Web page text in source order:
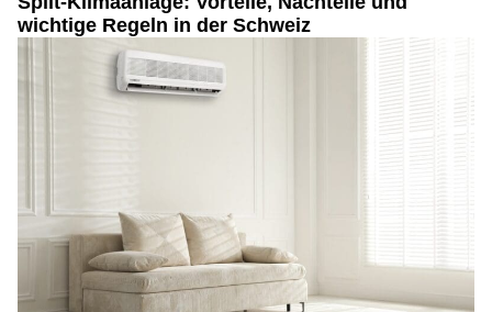
wichtige Regeln in der Schweiz